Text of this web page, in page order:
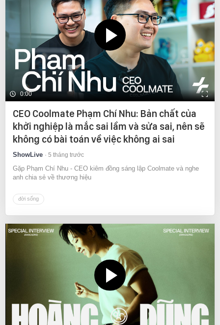
0:00
CEO Coolmate Phạm Chí Nhu: Bản chất của
khởi nghiệp là mắc sai lầm và sửa sai, nên sẽ
không có bài toán về việc không ai sai
ShowLive 5 tháng trước
Gặp Phạm Chí Nhu - CEO kiêm đồng sáng lập Coolmate và nghe
anh chia sẻ về thương hiệu
đời sống